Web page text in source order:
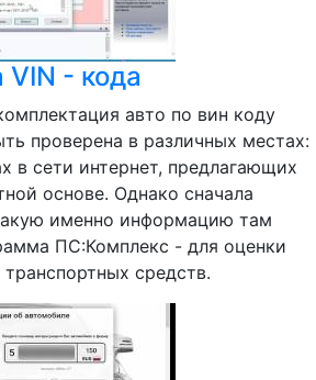
- кода
авто по вин коду
проверена в различных местах:
в сети интернет, предлагающих
основе. Однако сначала
именно информацию там
ПС:Комплекс - для оценки
средств.